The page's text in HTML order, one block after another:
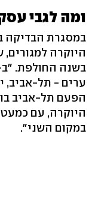
ומה לגבי
במסגרת הבדיקה
ערים - תל-אביב,
הפעם תל-אביב
במקום השני".